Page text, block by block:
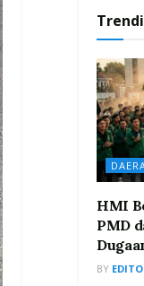
HMI
PMD
BY